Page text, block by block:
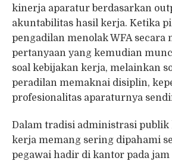
kinerja aparatur berdasarkan
akuntabilitas hasil kerja. Ketika
pengadilan menolak WFA secara
pertanyaan yang kemudian
soal kebijakan kerja, melainkan
peradilan memaknai disiplin,
profesionalitas aparaturnya
Dalam tradisi administrasi
kerja memang sering dipahami
pegawai hadir di kantor pada